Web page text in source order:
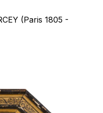
(Paris 1805 -